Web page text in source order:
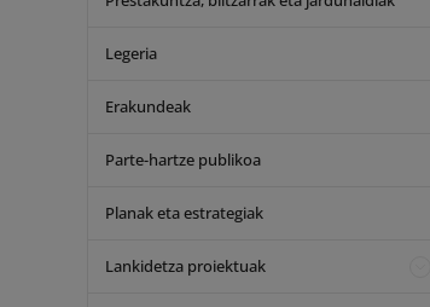
Legeria
Erakundeak
Parte-hartze publikoa
Planak eta estrategiak
Lankidetza proiektuak